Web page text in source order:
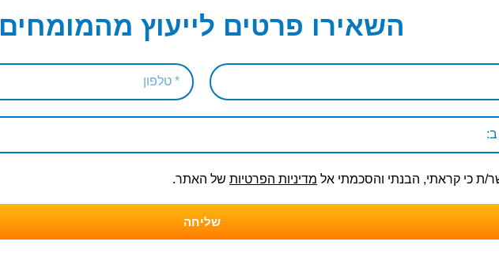
השאירו פרטים לייעוץ מהמומחים
ת כי קראתי, הבנתי והסכמתי אל מדיניות הפרטיות של האתר.
שליחה